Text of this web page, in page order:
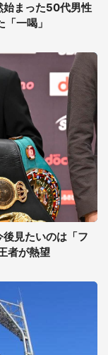
始まった50代男性
一喝」
見たいのは「フ
者が熱望